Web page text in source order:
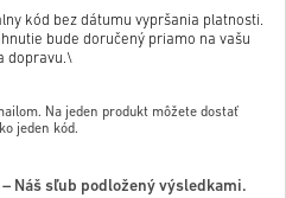
kód bez dátumu vypršania platnosti.
bude doručený priamo na vašu
dopravu.\
Na jeden produkt môžete dostať
jeden kód.
Náš sľub podložený výsledkami.